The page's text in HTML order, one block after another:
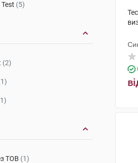
(5)
(2)
ТОВ (1)